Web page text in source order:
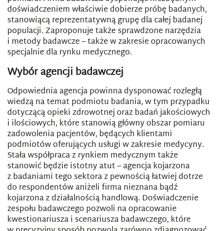
doświadczeniem właściwie dobierze próbę badanych,
stanowiącą reprezentatywną grupę dla całej badanej
populacji. Zaproponuje także sprawdzone narzędzia
i metody badawcze – także w zakresie opracowanych
specjalnie dla rynku medycznego.
Wybór agencji badawczej
Odpowiednia agencja powinna dysponować rozległą
wiedzą na temat podmiotu badania, w tym przypadku
dotyczącą opieki zdrowotnej oraz badań jakościowych
i ilościowych, które stanowią główny obszar pomiaru
zadowolenia pacjentów, będących klientami
podmiotów oferujących usługi w zakresie medycyny.
Stała współpraca z rynkiem medycznym także
stanowić będzie istotny atut – agencja kojarzona
z badaniami tego sektora z pewnością łatwiej dotrze
do respondentów aniżeli firma nieznana bądź
kojarzona z działalnością handlową. Doświadczenie
zespołu badawczego pozwoli na opracowanie
kwestionariusza i scenariusza badawczego, które